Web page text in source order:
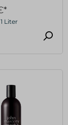
Liter